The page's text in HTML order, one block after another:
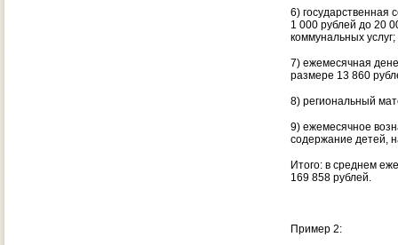
6) государственная
1 000 рублей до 20
коммунальных услуг;
7) ежемесячная
размере 13 860
8) региональный
9) ежемесячное
содержание детей,
Итого: в среднем
169 858 рублей.
Пример 2: